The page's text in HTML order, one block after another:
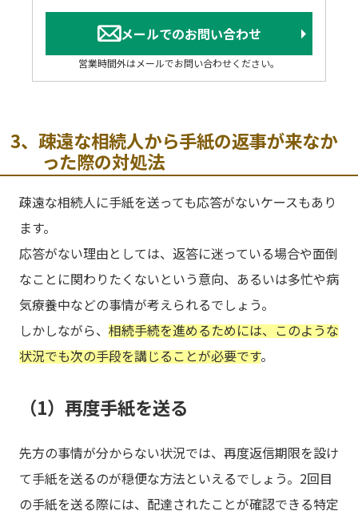
メールでのお問い合わせ
営業時間外はメールでお問い合わせください。
3、疎遠な相続人から手紙の返事が来なか
った際の対処法
疎遠な相続人に手紙を送っても応答がないケースもあり
ます。
応答がない理由としては、返答に迷っている場合や面倒
なことに関わりたくないという意向、あるいは多忙や病
気療養中などの事情が考えられるでしょう。
しかしながら、 相続手続を進めるためには、このような
状況でも次の手段を講じることが必要です。
（1）再度手紙を送る
先方の事情が分からない状況では、再度返信期限を設け
て手紙を送るのが穏便な方法といえるでしょう。2回目
の手紙を送る際には、配達されたことが確認できる特定